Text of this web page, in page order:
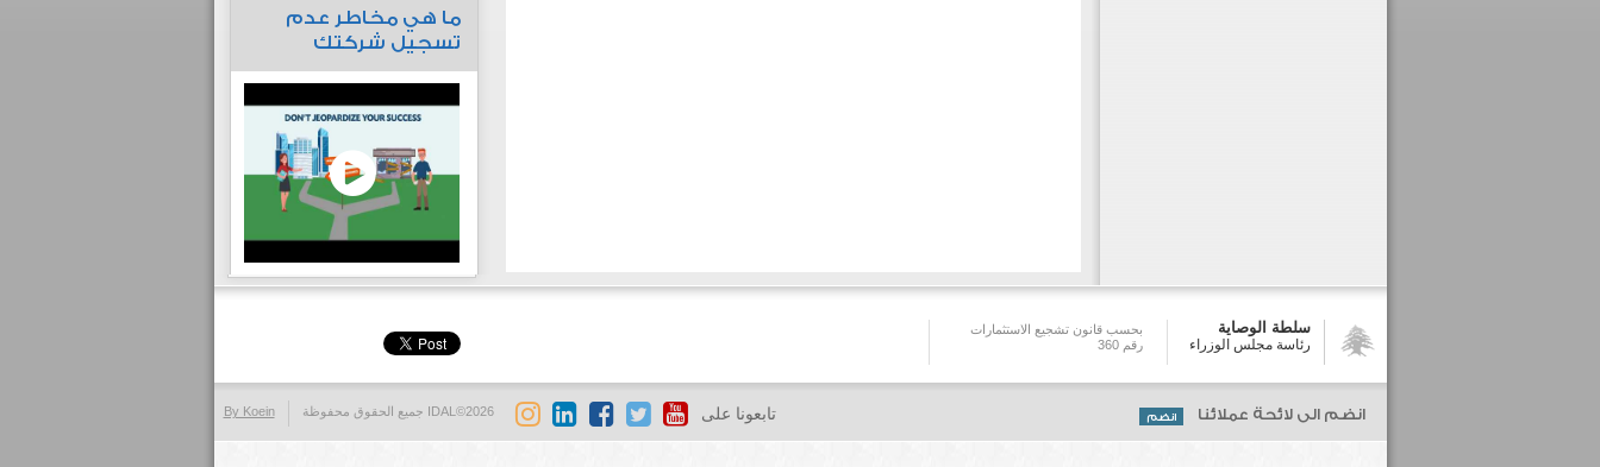
ما هي مخاطر عدم
تسجيل شركتك
سلطة الوصاية
رئاسة مجلس الوزراء
بحسب قانون تشجيع الاستثمارات
رقم 360
By Koein IDAL©2026 جميع الحقوق محفوظة انضم الى لائحة عملائنا تابعونا على